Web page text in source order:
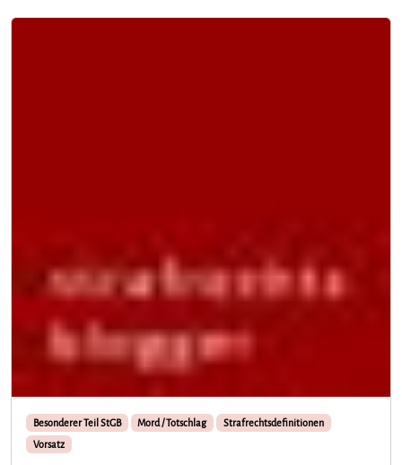
Besonderer Teil StGB Mord / Totschlag
Strafrechtsdefinitionen
Vorsatz